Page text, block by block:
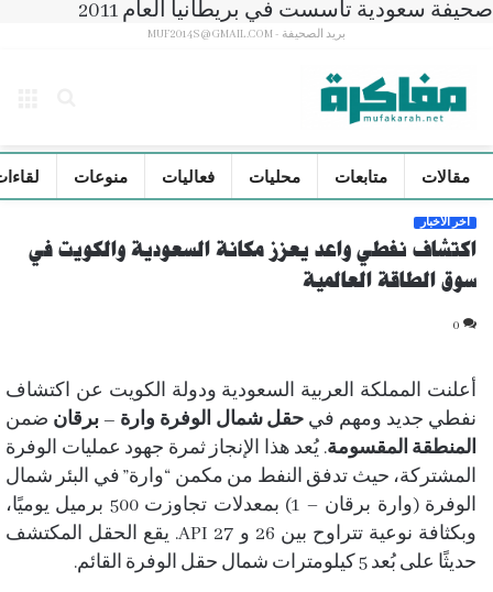
صحيفة سعودية تأسست في بريطانيا العام 2011
بريد الصحيفة - MUF2014S@GMAIL.COM
مقالات متابعات محليات فعاليات منوعات
آخر الأخبار
اكتشاف نفطي واعد يعزز مكانة السعودية والكويت في
سوق الطاقة العالمية
0
أعلنت المملكة العربية السعودية ودولة الكويت عن اكتشاف
نفطي جديد ومهم في حقل شمال الوفرة وارة – برقان ضمن
المنطقة المقسومة. يُعد هذا الإنجاز ثمرة جهود عمليات الوفرة
المشتركة، حيث تدفق النفط من مكمن “وارة” في البئر شمال
الوفرة (وارة برقان – 1) بمعدلات تجاوزت 500 برميل يوميًا،
وبكثافة نوعية تتراوح بين 26 و 27 API. يقع الحقل المكتشف
حديثًا على بُعد 5 كيلومترات شمال حقل الوفرة القائم.